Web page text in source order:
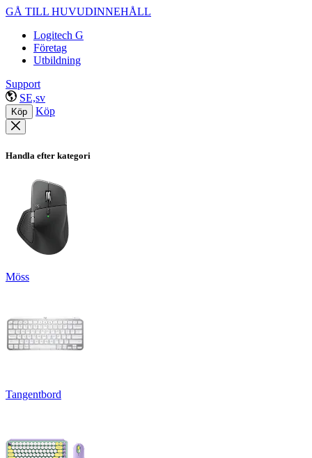
GÅ TILL HUVUDINNEHÅLL
Logitech G
Företag
Utbildning
Support
SE,sv
Köp Köp
Handla efter kategori
Möss
Tangentbord